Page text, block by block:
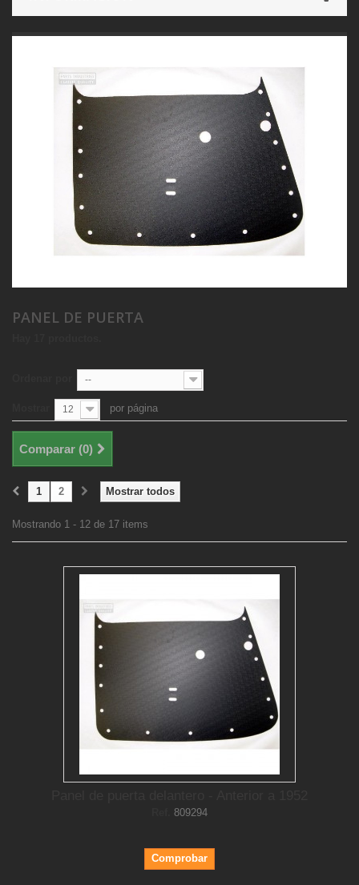
PANEL DE PUERTA
--
12 por página
Comparar (0)
Mostrar todos
1 2
Mostrando 1 - 12 de 17 items
809294
Comprobar